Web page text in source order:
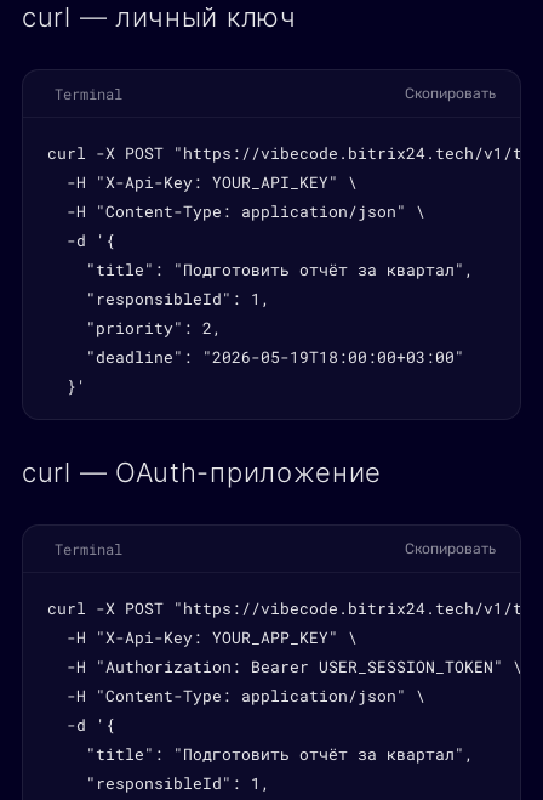
curl — личный ключ
Terminal Скопировать
curl -X POST "https://vibecode.bitrix24.tech/v1/
  -H "X-Api-Key: YOUR_API_KEY" \
  -H "Content-Type: application/json" \
  -d '{
    "title": "Подготовить отчёт за квартал",
    "responsibleId": 1,
    "priority": 2,
    "deadline": "2026-05-19T18:00:00+03:00"
  }'
curl — OAuth-приложение
Terminal Скопировать
curl -X POST "https://vibecode.bitrix24.tech/v1/
  -H "X-Api-Key: YOUR_APP_KEY" \
  -H "Authorization: Bearer USER_SESSION_TOKEN" \
  -H "Content-Type: application/json" \
  -d '{
    "title": "Подготовить отчёт за квартал",
    "responsibleId": 1,